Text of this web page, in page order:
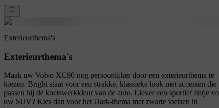
Exterieurthema's
Exterieurthema's
Maak uw Volvo XC90 nog persoonlijker door een exterieurthema te
kiezen. Bright staat voor een strakke, klassieke look met accenten die
passen bij de koetswerkkleur van de auto. Liever een sportief tintje
uw SUV? Kies dan voor het Dark-thema met zwarte toetsen in